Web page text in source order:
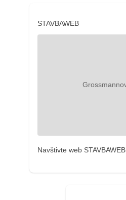
STAVBAWEB
Navštivte web STAVBAWEB